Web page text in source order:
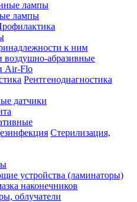
лампы
к ним
воздушно-абразивные
Air-Flo
Рентгенодиагностика
датчики
Стерилизация,
устройства (ламинаторы)
наконечников
облучатели